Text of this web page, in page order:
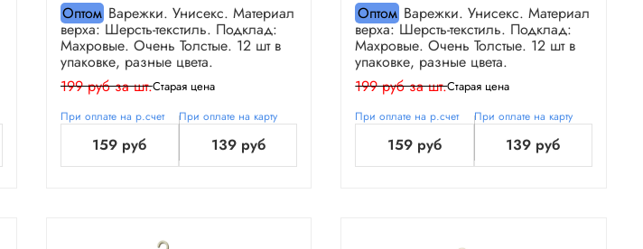
Оптом Варежки. Унисекс. Материал
верха: Шерсть-текстиль. Подклад:
Махровые. Очень Толстые. 12 шт в
упаковке, разные цвета.
199 руб за шт.Старая цена
При оплате на р.счет
159 руб
При оплате на карту
139 руб
Оптом Варежки. Унисекс. Материал
верха: Шерсть-текстиль. Подклад:
Махровые. Очень Толстые. 12 шт в
упаковке, разные цвета.
199 руб за шт.Старая цена
При оплате на р.счет
159 руб
При оплате на карту
139 руб